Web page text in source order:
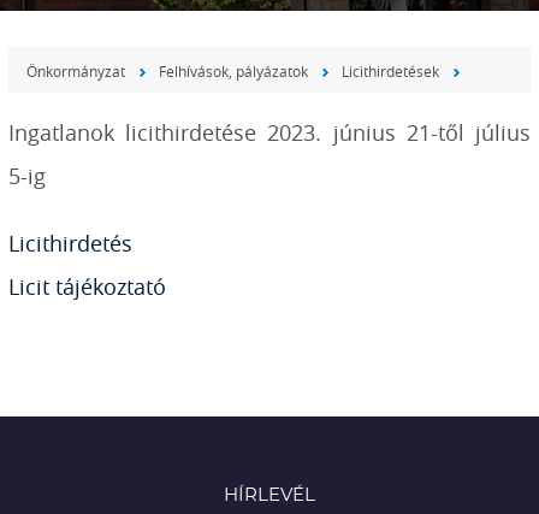
Önkormányzat Felhívások, pályázatok Licithirdetések
Ingatlanok licithirdetése 2023. június 21-től július
5-ig
Licithirdetés
Licit tájékoztató
HÍRLEVÉL